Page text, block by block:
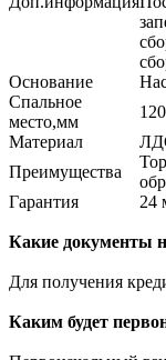
Основание
Спальное
место,мм
Материал
Преимущества
Гарантия
24
Какие документы
Для получения
Каким будет